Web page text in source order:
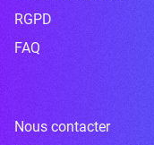
RGPD
FAQ
Nous contacter